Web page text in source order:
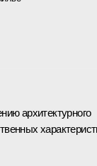
архитектурного